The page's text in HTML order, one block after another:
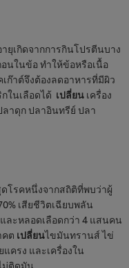
ยุเกิดจากการกินโปรตีนบาง
นในข้อ ทําให้ข้อหรือเนื้อ
ก๊าต์จึงต้องลดอาหารที่มีผิว
ในเลือดได้ เปลี่ยน เครื่อง
ลาดุก ปลาอินทรีย์ ปลา
โรคหนึ่งจากสถิติที่พบว่าผู้
เสียชีวิตเฉียบพลัน
ละหลอดเลือดกว่า 4 แสนคน
ต เปลี่ยนไขมันทรานส์ ไข่
ครง และเครื่องใน
ม่ติดมัน